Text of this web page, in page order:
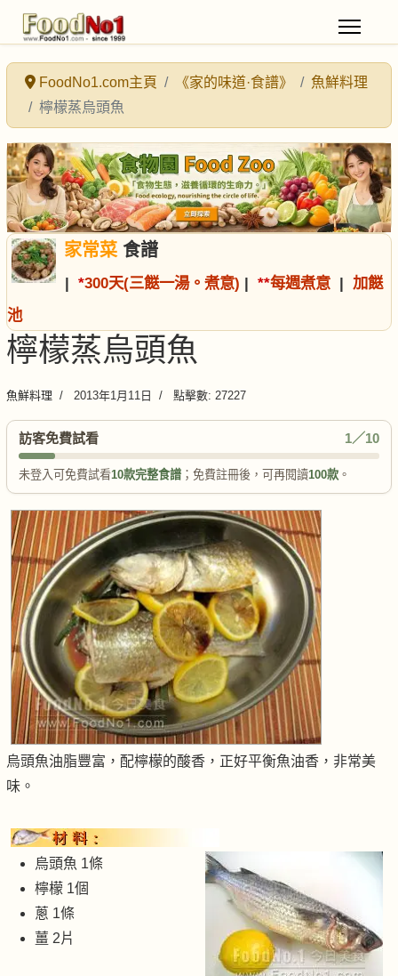
FoodNo1.com主頁 《家的味道·食譜》
魚鮮料理
檸檬蒸烏頭魚
家常菜食譜
| *300天(三餸一湯。煮意) | **每週煮意 | 加餸
池
檸檬蒸烏頭魚
魚鮮料理 2013年1月11日 點擊數: 27227
訪客免費試看 1／10
未登入可免費試看10款完整食譜 ；免費註冊後，可再閱讀100款 。
烏頭魚油脂豐富，配檸檬的酸香，正好平衡魚油香，非常美
味。
烏頭魚 1條
檸檬 1個
蔥 1條
薑 2片